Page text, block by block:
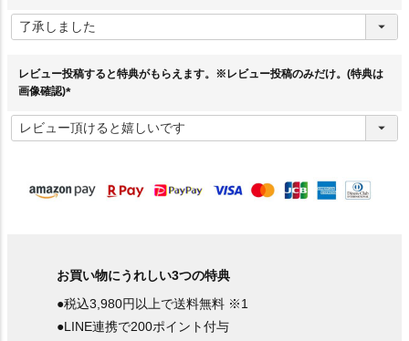
須
レビュー投稿すると特典がもらえます。※レビュー投稿のみだけ。(特典は
画像確認)
必
須
お買い物にうれしい3つの特典
●税込3,980円以上で送料無料 ※1
●LINE連携で200ポイント付与